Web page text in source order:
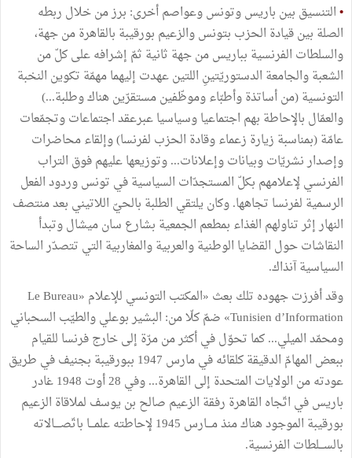
•التنسيق بين باريس وتونس وعواصم أخرى: برز من خلال ربطه
الصلة بين قيادة الحزب بتونس والزعيم بورقيبة بالقاهرة من جهة،
والسلطات الفرنسية بباريس من جهة ثانية ثمّ إشرافه على كلّ من
الشعبة والجامعة الدستوريّتينِ اللتين عهدت إليهما مهمّة تكوين النخبة
التونسية (من أساتذة وأطبّاء وموظّفين مستقرّين هناك وطلبة...)
والعمّال بالإحاطة بهم اجتماعيا وسياسيا عبرعقد اجتماعات وتجمّعات
عامّة (بمناسبة زيارة زعماء وقادة الحزب لفرنسا) وإلقاء محاضرات
وإصدار نشريّات وبيانات وإعلانات... وتوزيعها عليهم فوق التراب
الفرنسي لإعلامهم بكلّ المستجدّات السياسية في تونس وردود الفعل
الرسمية لفرنسا تجاهها. وكان يلتقي الطلبة بالحيّ اللاتيني بعد منتصف
النهار إثر تناولهم الغذاء بمطعم الجمعية بشارع سان ميشال وتبدأ
النقاشات حول القضايا الوطنية والعربية والمغاربية التي تتصدّر الساحة
السياسية آنذاك.
وقد أفرزت جهوده تلك بعث «المكتب التونسي للإعلام «Le Bureau
Tunisien d’Information» ضمّ كلّا من: البشير بوعلي والطيّب السحباني
ومحمّد الميلي... كما تحوّل في أكثر من مرّة إلى خارج فرنسا للقيام
ببعض المهامّ الدقيقة كلقائه في مارس 1947 ببورقيبة بجنيف في طريق
عودته من الولايات المتحدة إلى القاهرة... وفي 28 أوت 1948 غادر
باريس في اتّجاه القاهرة رفقة الزعيم صالح بن يوسف لملاقاة الزعيم
بورقيبة الموجود هناك منذ مـــارس 1945 لإحاطته علمـــا باتّصــــالاته
بالســـلطات الفرنسية.